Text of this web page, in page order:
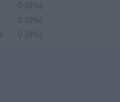
0 (0%)
0 (0%)
0 (0%)